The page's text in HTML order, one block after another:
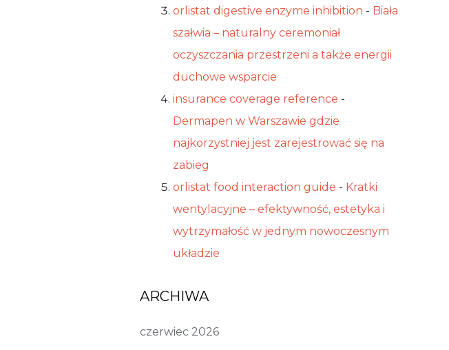
orlistat digestive enzyme inhibition - Biała
szałwia – naturalny ceremoniał
oczyszczania przestrzeni a także energii
duchowe wsparcie
insurance coverage reference -
Dermapen w Warszawie gdzie
najkorzystniej jest zarejestrować się na
zabieg
orlistat food interaction guide - Kratki
wentylacyjne – efektywność, estetyka i
wytrzymałość w jednym nowoczesnym
układzie
ARCHIWA
czerwiec 2026